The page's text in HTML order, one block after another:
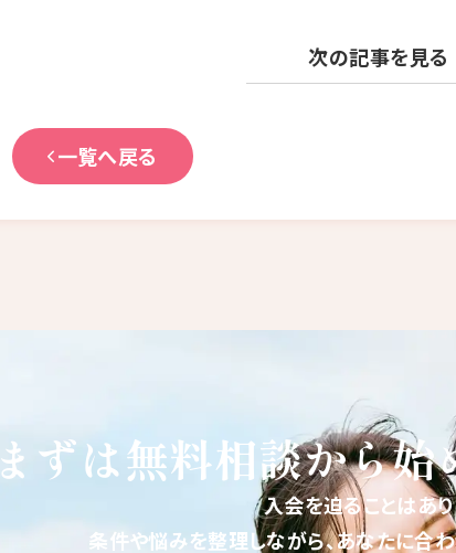
次の記事を見る
一覧へ戻る
まずは無料相談から始
入会を迫ることはあり
条件や悩みを整理しながら、あなたに合